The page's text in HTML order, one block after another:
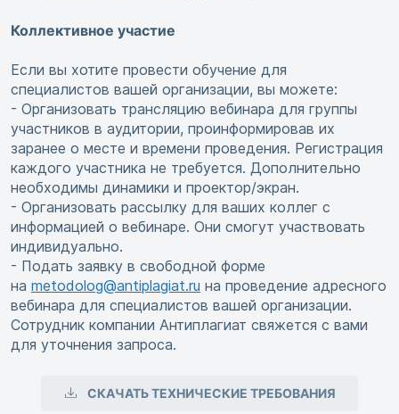
Коллективное участие
Если вы хотите провести обучение для
специалистов вашей организации, вы можете:
- Организовать трансляцию вебинара для группы
участников в аудитории, проинформировав их
заранее о месте и времени проведения. Регистрация
каждого участника не требуется. Дополнительно
необходимы динамики и проектор/экран.
- Организовать рассылку для ваших коллег с
информацией о вебинаре. Они смогут участвовать
индивидуально.
- Подать заявку в свободной форме
на metodolog@antiplagiat.ru на проведение адресного
вебинара для специалистов вашей организации.
Сотрудник компании Антиплагиат свяжется с вами
для уточнения запроса.
СКАЧАТЬ ТЕХНИЧЕСКИЕ ТРЕБОВАНИЯ